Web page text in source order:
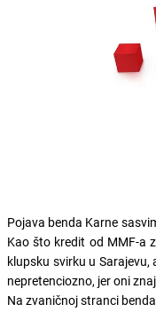
Pojava benda Karne
Kao što kredit od MMF-a
klupsku svirku u
nepretenciozno, jer oni
Na zvaničnoj stranci